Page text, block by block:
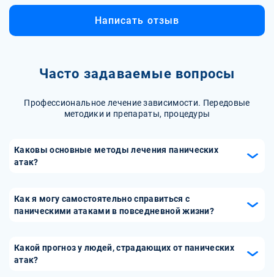
Написать отзыв
Часто задаваемые вопросы
Профессиональное лечение зависимости. Передовые
методики и препараты, процедуры
Каковы основные методы лечения панических
атак?
особенно когнитивно-поведенческую терапию (КПТ),
которая помогает пациентам идентифицировать и
антидепрессанты или анксиолитики, для уменьшения
частоты и интенсивности атак. Важно учитывать
Как я могу самостоятельно справиться с
паническими атаками в повседневной жизни?
научиться техникам релаксации, таким как глубокое
дыхание, медитация или йога. Также важно вести
Какой прогноз у людей, страдающих от панических
атак?